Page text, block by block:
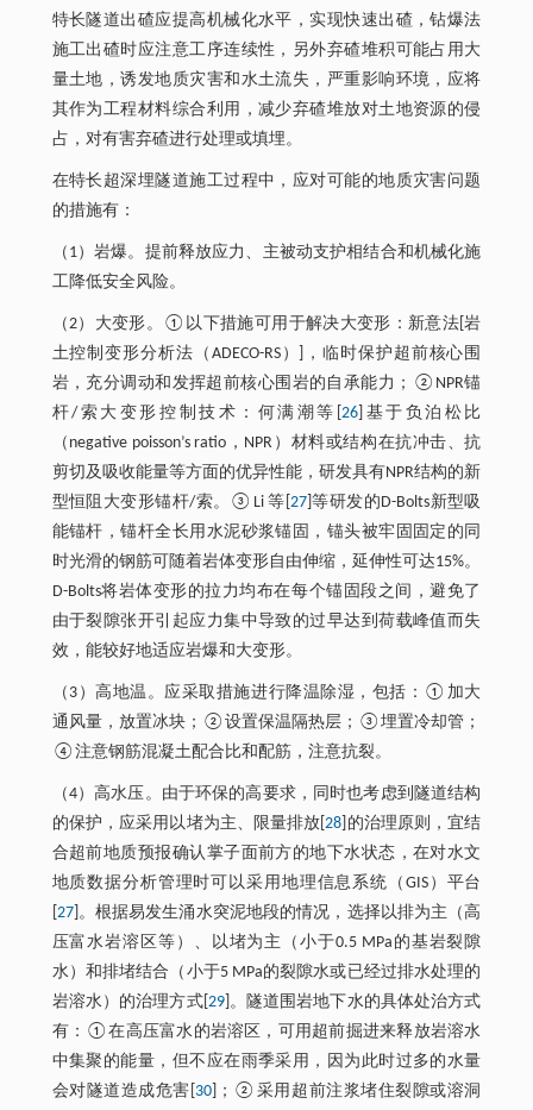
特长隧道出碴应提高机械化水平，实现快速出碴，钻爆法
施工出碴时应注意工序连续性，另外弃碴堆积可能占用大
量土地，诱发地质灾害和水土流失，严重影响环境，应将
其作为工程材料综合利用，减少弃碴堆放对土地资源的侵
占，对有害弃碴进行处理或填埋。
在特长超深埋隧道施工过程中，应对可能的地质灾害问题
的措施有：
（1）岩爆。提前释放应力、主被动支护相结合和机械化施
工降低安全风险。
（2）大变形。①以下措施可用于解决大变形：新意法[岩
土控制变形分析法（ADECO-RS）]，临时保护超前核心围
岩，充分调动和发挥超前核心围岩的自承能力；②NPR锚
杆/索大变形控制技术：何满潮等[26 ]基于负泊松比
（negative poisson’s ratio，NPR）材料或结构在抗冲击、抗
剪切及吸收能量等方面的优异性能，研发具有NPR结构的新
型恒阻大变形锚杆/索。③Li 等[ 27]等研发的D-Bolts新型吸
能锚杆，锚杆全长用水泥砂浆锚固，锚头被牢固固定的同
时光滑的钢筋可随着岩体变形自由伸缩，延伸性可达15%。
D-Bolts将岩体变形的拉力均布在每个锚固段之间，避免了
由于裂隙张开引起应力集中导致的过早达到荷载峰值而失
效，能较好地适应岩爆和大变形。
（3）高地温。应采取措施进行降温除湿，包括：①加大
通风量，放置冰块；②设置保温隔热层；③埋置冷却管；
④注意钢筋混凝土配合比和配筋，注意抗裂。
（4）高水压。由于环保的高要求，同时也考虑到隧道结构
的保护，应采用以堵为主、限量排放[28 ]的治理原则，宜结
合超前地质预报确认掌子面前方的地下水状态，在对水文
地质数据分析管理时可以采用地理信息系统（GIS）平台
27]。根据易发生涌水突泥地段的情况，选择以排为主（高
压富水岩溶区等）、以堵为主（小于0.5 MPa的基岩裂隙
水）和排堵结合（小于5 MPa的裂隙水或已经过排水处理的
岩溶水）的治理方式[ 29]。隧道围岩地下水的具体处治方式
有：①在高压富水的岩溶区，可用超前掘进来释放岩溶水
中集聚的能量，但不应在雨季采用，因为此时过多的水量
会对隧道造成危害[ 30]；②采用超前注浆堵住裂隙或溶洞